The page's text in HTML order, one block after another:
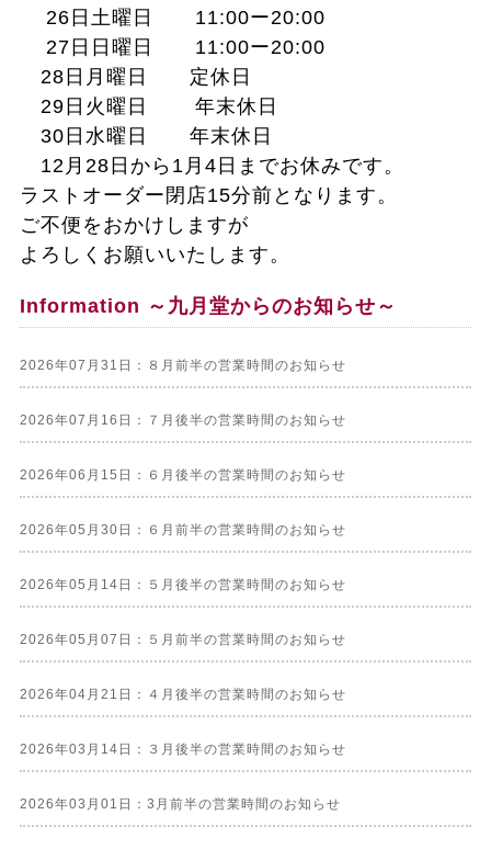
26日土曜日 11:00ー20:00
27日日曜日 11:00ー20:00
28日月曜日 定休日
29日火曜日 年末休日
30日水曜日 年末休日
12月28日から1月4日までお休みです。
ラストオーダー閉店15分前となります。
ご不便をおかけしますが
よろしくお願いいたします。
Information ～九月堂からのお知らせ～
2026年07月31日：８月前半の営業時間のお知らせ
2026年07月16日：７月後半の営業時間のお知らせ
2026年06月15日：６月後半の営業時間のお知らせ
2026年05月30日：６月前半の営業時間のお知らせ
2026年05月14日：５月後半の営業時間のお知らせ
2026年05月07日：５月前半の営業時間のお知らせ
2026年04月21日：４月後半の営業時間のお知らせ
2026年03月14日：３月後半の営業時間のお知らせ
2026年03月01日：3月前半の営業時間のお知らせ